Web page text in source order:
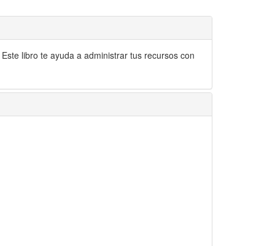
libro te ayuda a administrar tus recursos con